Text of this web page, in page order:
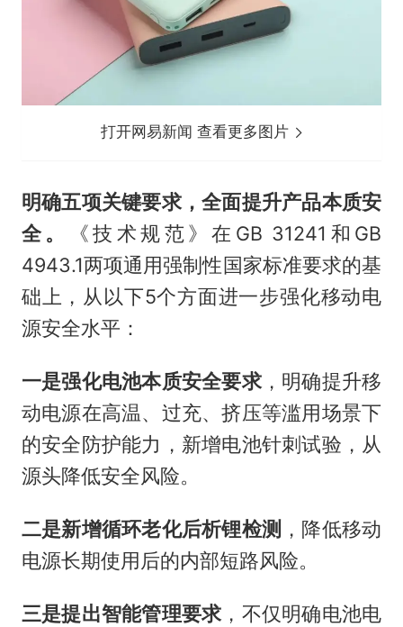
打开网易新闻 查看更多图片
明确五项关键要求，全面提升产品本质安
全。
《技术规范》在GB 31241和GB
4943.1两项通用强制性国家标准要求的基
础上，从以下5个方面进一步强化移动电
源安全水平：
一是强化电池本质安全要求，明确提升移
动电源在高温、过充、挤压等滥用场景下
的安全防护能力，新增电池针刺试验，从
源头降低安全风险。
二是新增循环老化后析锂检测 ，降低移动
电源长期使用后的内部短路风险。
三是提出智能管理要求，不仅明确电池电